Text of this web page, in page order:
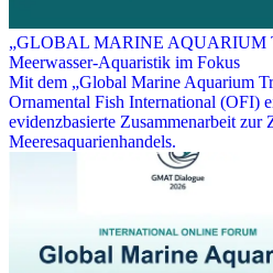
„GLOBAL MARINE AQUARIUM
Meerwasser-Aquaristik im Fokus
Mit dem „Global Marine Aquarium
Ornamental Fish International (OFI)
evidenzbasierte Zusammenarbeit zur
Meeresaquarienhandels.